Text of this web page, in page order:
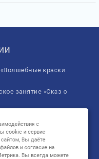
краски
занятие «Сказ о
России: флаг
Дню
с
cookie и сервис
Вы даёте
и согласие на
Вы всегда можете